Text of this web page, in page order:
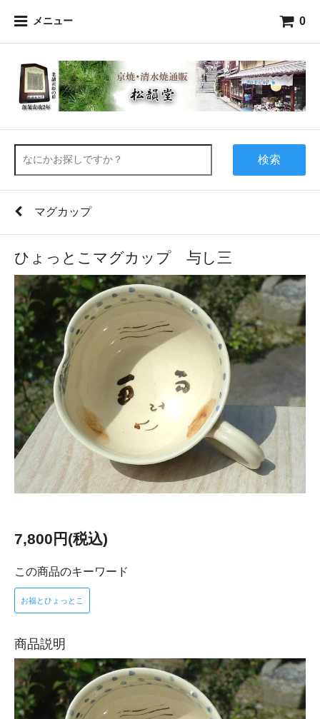
メニュー 0
検索
マグカップ
ひょっとこマグカップ 与し三
7,800円(税込)
この商品のキーワード
お福とひょっとこ
商品説明